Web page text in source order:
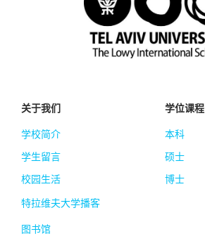
关于我们
学校简介
学生留言
校园生活
特拉维夫大学播客
图书馆
学位课程
本科
硕士
博士